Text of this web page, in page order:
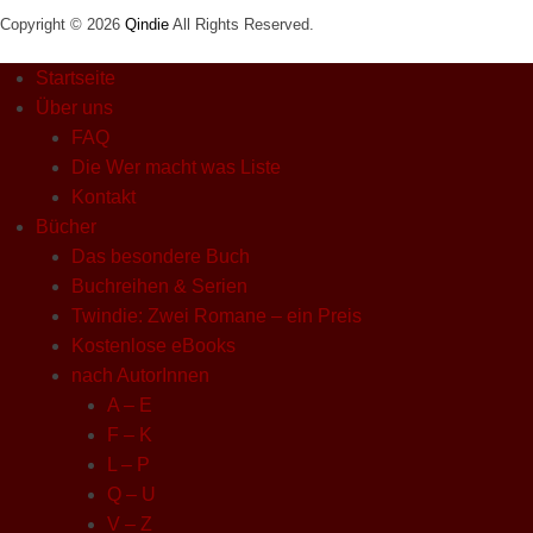
Copyright © 2026 Qindie All Rights Reserved.
Startseite
Über uns
FAQ
Die Wer macht was Liste
Kontakt
Bücher
Das besondere Buch
Buchreihen & Serien
Twindie: Zwei Romane – ein Preis
Kostenlose eBooks
nach AutorInnen
A – E
F – K
L – P
Q – U
V – Z